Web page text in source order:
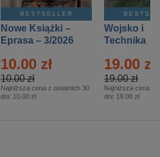
BESTSELLER
Nowe Książki –
Eprasa – 3/2026
10.00 zł
10.00 zł
Najniższa cena z ostatnich 30
dni: 10.00 zł
Wojsko i
Technika
– 2/2026
19.00 zł
19.00 zł
Najniższa cena z
dni: 19.00 zł